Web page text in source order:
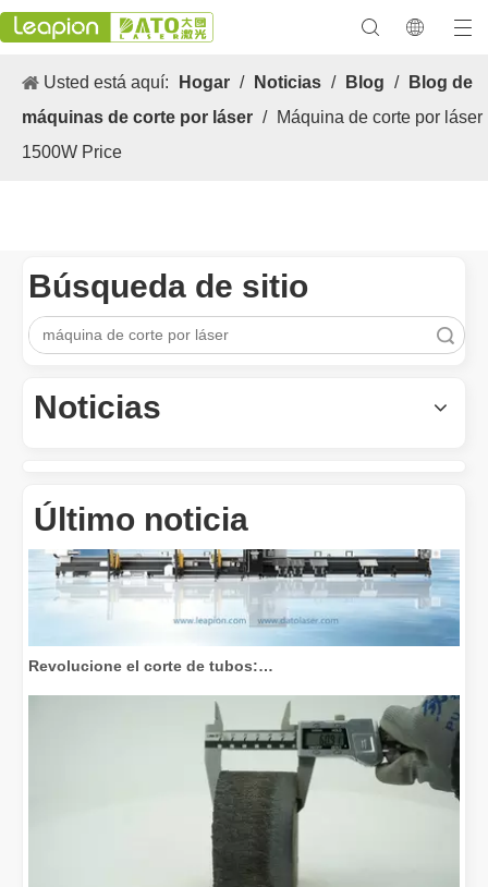
Usted está aquí: Hogar / Noticias / Blog /
Blog de
máquinas de corte por láser / Máquina de corte por láser
1500W Price
Búsqueda de sitio
Noticias
Último noticia
Las versátiles Aplicacion S y las características sobresalientes
Revolucione el corte de tubos: cómo las máquinas cortadoras de tubos por láser transforman la fabricación